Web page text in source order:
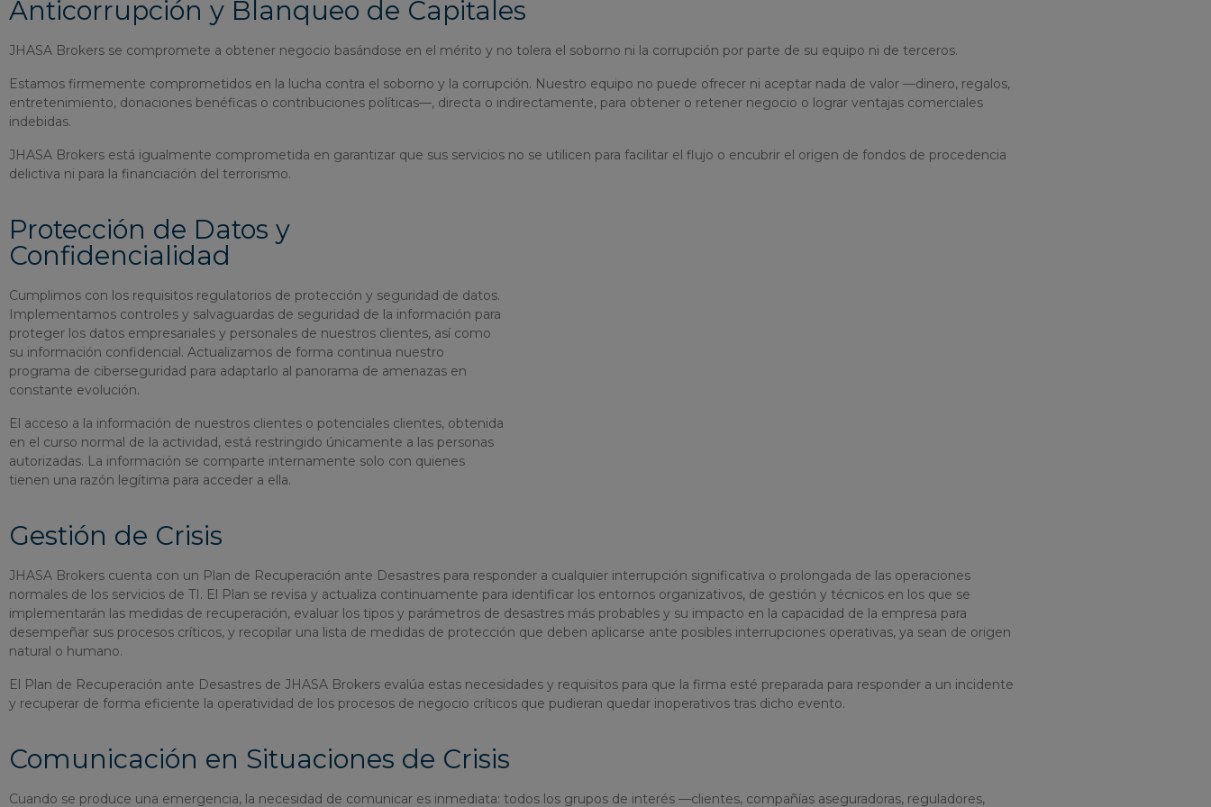
Anticorrupción y Blanqueo de Capitales
JHASA Brokers se compromete a obtener negocio basándose en el mérito y no tolera el soborno ni la corrupción por parte de su equipo ni de terceros.
Estamos firmemente comprometidos en la lucha contra el soborno y la corrupción. Nuestro equipo no puede ofrecer ni aceptar nada de valor —dinero, regalos,
entretenimiento, donaciones benéficas o contribuciones políticas—, directa o indirectamente, para obtener o retener negocio o lograr ventajas comerciales
indebidas.
JHASA Brokers está igualmente comprometida en garantizar que sus servicios no se utilicen para facilitar el flujo o encubrir el origen de fondos de procedencia
delictiva ni para la financiación del terrorismo.
Protección de Datos y
Confidencialidad
Cumplimos con los requisitos regulatorios de protección y seguridad de datos.
Implementamos controles y salvaguardas de seguridad de la información para
proteger los datos empresariales y personales de nuestros clientes, así como
su información confidencial. Actualizamos de forma continua nuestro
programa de ciberseguridad para adaptarlo al panorama de amenazas en
constante evolución.
El acceso a la información de nuestros clientes o potenciales clientes, obtenida
en el curso normal de la actividad, está restringido únicamente a las personas
autorizadas. La información se comparte internamente solo con quienes
tienen una razón legítima para acceder a ella.
Gestión de Crisis
JHASA Brokers cuenta con un Plan de Recuperación ante Desastres para responder a cualquier interrupción significativa o prolongada de las operaciones
normales de los servicios de TI. El Plan se revisa y actualiza continuamente para identificar los entornos organizativos, de gestión y técnicos en los que se
implementarán las medidas de recuperación, evaluar los tipos y parámetros de desastres más probables y su impacto en la capacidad de la empresa para
desempeñar sus procesos críticos, y recopilar una lista de medidas de protección que deben aplicarse ante posibles interrupciones operativas, ya sean de origen
natural o humano.
El Plan de Recuperación ante Desastres de JHASA Brokers evalúa estas necesidades y requisitos para que la firma esté preparada para responder a un incidente
y recuperar de forma eficiente la operatividad de los procesos de negocio críticos que pudieran quedar inoperativos tras dicho evento.
Comunicación en Situaciones de Crisis
Cuando se produce una emergencia, la necesidad de comunicar es inmediata: todos los grupos de interés —clientes, compañías aseguradoras, reguladores,